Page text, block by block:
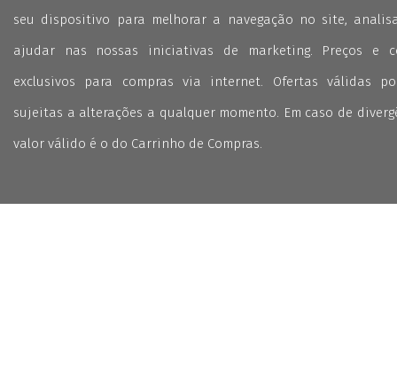
seu dispositivo para melhorar a navegação no site,
ajudar nas nossas iniciativas de marketing. Preços e
exclusivos para compras via internet. Ofertas válidas
sujeitas a alterações a qualquer momento. Em caso de
valor válido é o do Carrinho de Compras.